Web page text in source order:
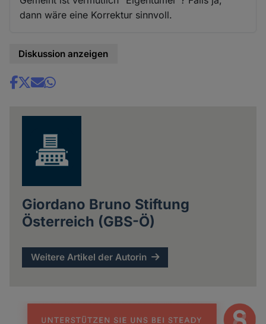
dann wäre eine Korrektur sinnvoll.
Diskussion anzeigen
Share
Giordano Bruno Stiftung
Österreich (GBS-Ö)
Weitere Artikel der Autorin